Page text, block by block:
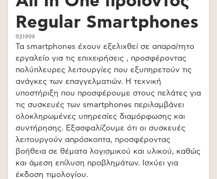
Regular Smartphones
931999
Τα smartphones έχουν εξελιχθεί σε απαραίτητο
εργαλείο για τις επιχειρήσεις , προσφέροντας
πολύπλευρες λειτουργίες που εξυπηρετούν τις
ανάγκες των επαγγελματιών. Η τεχνική
υποστήριξη που προσφέρουμε στους πελάτες για
τις συσκευές των smartphones περιλαμβάνει
ολοκληρωμένες υπηρεσίες διαμόρφωσης και
συντήρησης. Εξασφαλίζουμε ότι οι συσκευές
λειτουργούν απρόσκοπτα, προσφέροντας
βοήθεια σε θέματα λογισμικού και υλικού, καθώς
και άμεση επίλυση προβλημάτων. Ισχύει για
έκδοση τιμολογίου.